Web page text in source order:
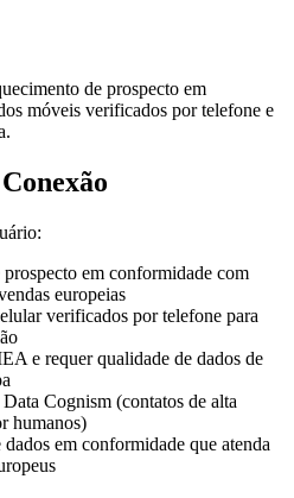
de prospecto em
móveis verificados por telefone e
em conformidade com
europeias
verificados por telefone para
e requer qualidade de dados de
Cognism (contatos de alta
humanos)
em conformidade que atenda